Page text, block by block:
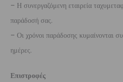
– Η συνεργαζόμενη εταιρεία
παράδοσή σας.
– Οι χρόνοι παράδοσης κυμαίνονται
ημέρες.
Επιστροφές